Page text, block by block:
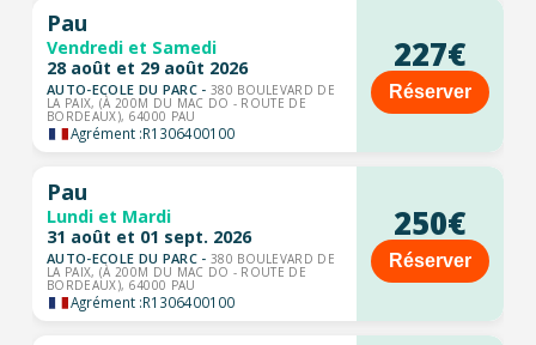
Pau
Vendredi et Samedi
28 août et 29 août 2026
AUTO-ECOLE DU PARC - 380 BOULEVARD DE
LA PAIX, (À 200M DU MAC DO - ROUTE DE
BORDEAUX), 64000 PAU
Agrément :R1306400100
227€
Réserver
Pau
Lundi et Mardi
31 août et 01 sept. 2026
AUTO-ECOLE DU PARC - 380 BOULEVARD DE
LA PAIX, (À 200M DU MAC DO - ROUTE DE
BORDEAUX), 64000 PAU
Agrément :R1306400100
250€
Réserver